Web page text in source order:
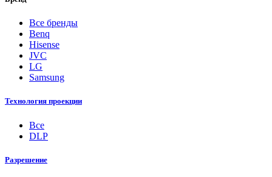
Все бренды
Benq
Hisense
JVC
LG
Samsung
Технология проекции
Все
DLP
Разрешение